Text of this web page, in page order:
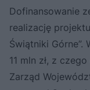
Dofinansowanie
realizację
Świątniki
11 mln zł, z
Zarząd